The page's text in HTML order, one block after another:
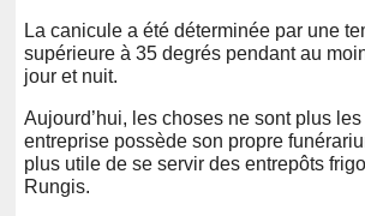
La canicule a été déterminée par une
supérieure à 35 degrés pendant au
jour et nuit.
Aujourd’hui, les choses ne sont plus
entreprise possède son propre
plus utile de se servir des entrepôts
Rungis.